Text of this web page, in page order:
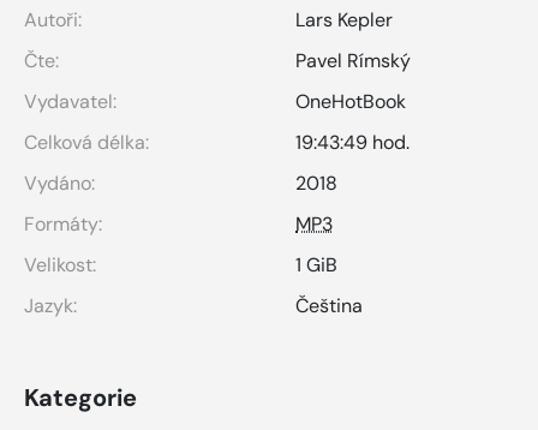
Autoři:
Lars Kepler
Čte:
Pavel Rímský
Vydavatel:
OneHotBook
Celková délka:
19:43:49 hod.
Vydáno:
2018
Formáty:
MP3
Velikost:
1 GiB
Jazyk:
Čeština
Kategorie